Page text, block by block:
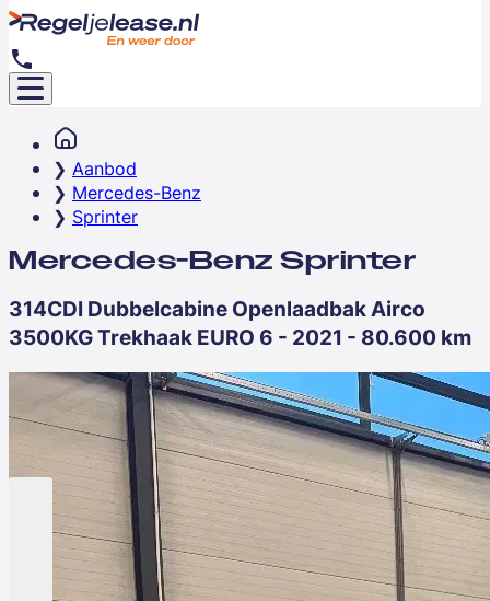
Aanbod
Mercedes-Benz
Sprinter
Mercedes-Benz Sprinter
314CDI Dubbelcabine Openlaadbak Airco
3500KG Trekhaak EURO 6 - 2021 - 80.600 km